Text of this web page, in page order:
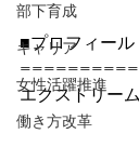
部下育成
キャリア
女性活躍推進
働き方改革
■プロフィール
エクストリー